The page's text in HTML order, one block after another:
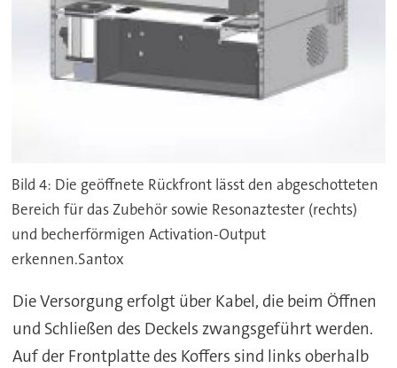
Bild 4: Die geöffnete Rückfront lässt den abgeschotteten
Bereich für das Zubehör sowie Resonaztester (rechts)
und becherförmigen Activation-Output
erkennen.Santox
Die Versorgung erfolgt über Kabel, die beim Öffnen
und Schließen des Deckels zwangsgeführt werden.
Auf der Frontplatte des Koffers sind links oberhalb